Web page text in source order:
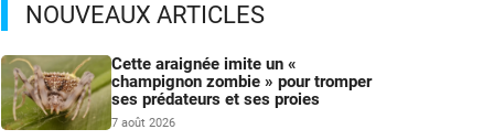
NOUVEAUX ARTICLES
Cette araignée imite un «
champignon zombie » pour tromper
ses prédateurs et ses proies
7 août 2026